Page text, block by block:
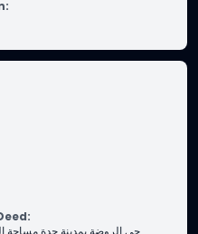
:
: